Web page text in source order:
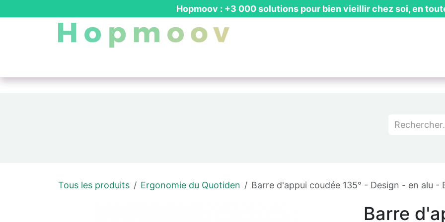
Hopmoov : +3 000 solutions pour bien vieillir chez soi, en
Tous les produits Ergonomie du Quotiden Barre d'appui coudée 135° - Design - en alu -
Barre